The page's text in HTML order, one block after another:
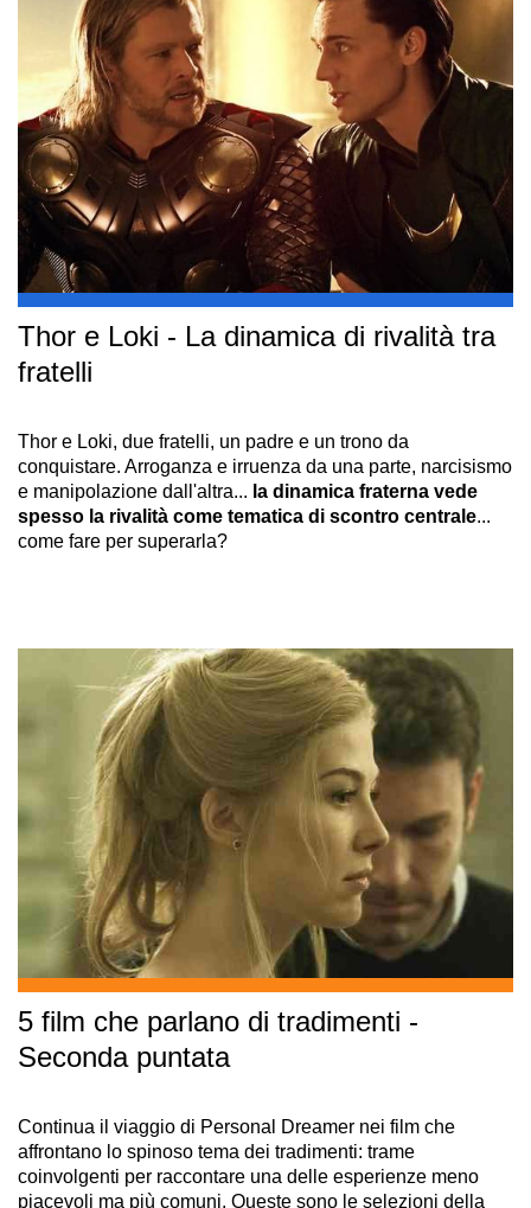
Thor e Loki - La dinamica di rivalità tra
fratelli
Thor e Loki, due fratelli, un padre e un trono da
conquistare. Arroganza e irruenza da una parte, narcisismo
e manipolazione dall'altra... la dinamica fraterna vede
spesso la rivalità come tematica di scontro centrale...
come fare per superarla?
5 film che parlano di tradimenti -
Seconda puntata
Continua il viaggio di Personal Dreamer nei film che
affrontano lo spinoso tema dei tradimenti: trame
coinvolgenti per raccontare una delle esperienze meno
piacevoli ma più comuni. Queste sono le selezioni della